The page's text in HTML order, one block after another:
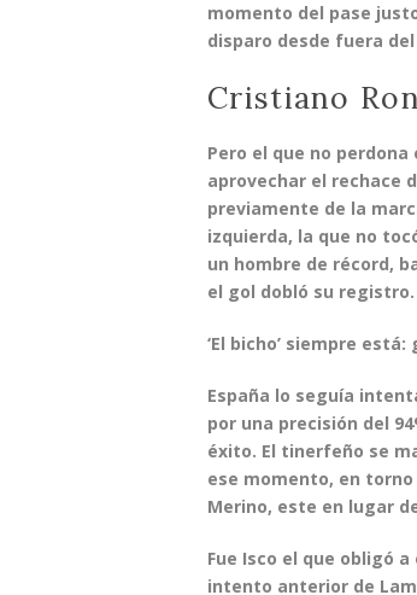
momento del pase
disparo desde fuera
Cristiano
Pero el que no perdona
aprovechar el rechace
previamente de la
izquierda, la que no
un hombre de récord,
el gol dobló su registro.
‘El bicho’ siempre
España lo seguía
por una precisión del
éxito. El tinerfeño se
ese momento, en
Merino, este en lugar
Fue Isco el que obligó
intento anterior de